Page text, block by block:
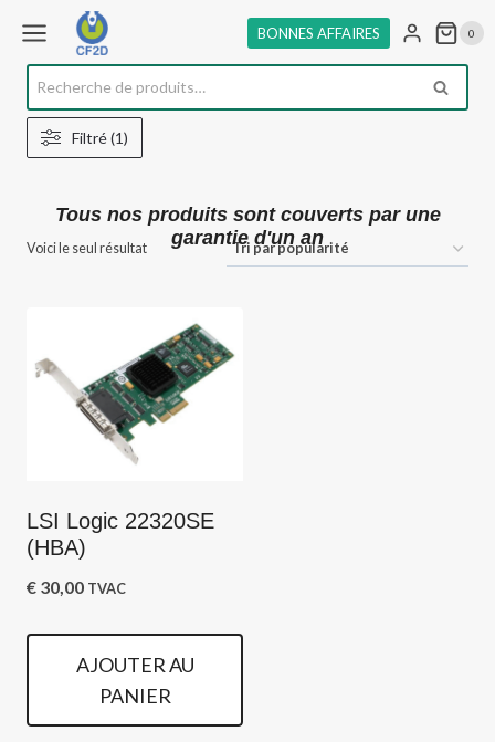
BONNES AFFAIRES 0
Recherche
pour :
Voici le seul résultat
LSI Logic 22320SE
(HBA)
€ 30,00 TVAC
AJOUTER AU
PANIER
Filtré (1)
Tous nos produits sont couverts par une
garantie d'un an